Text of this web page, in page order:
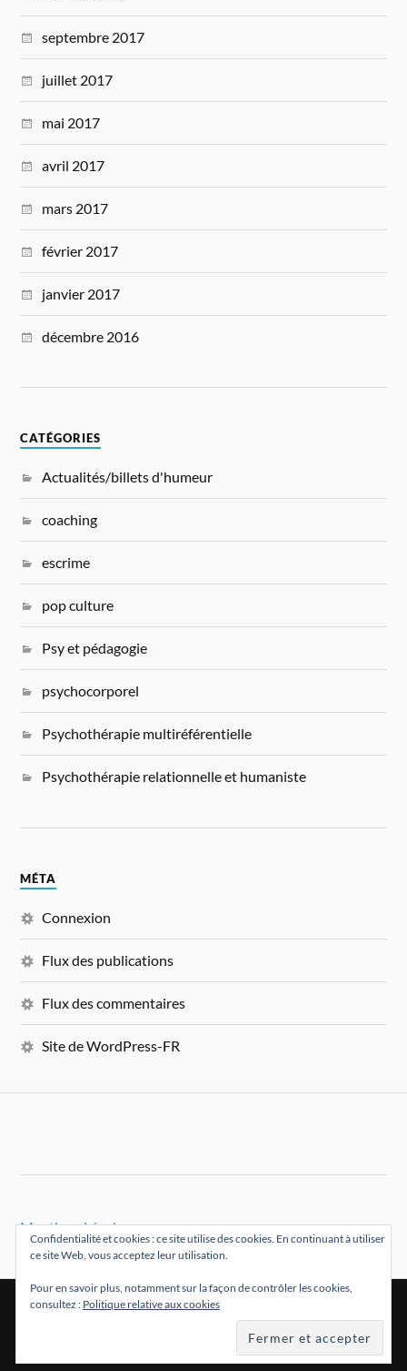
septembre 2017
juillet 2017
mai 2017
avril 2017
mars 2017
février 2017
janvier 2017
décembre 2016
CATÉGORIES
Actualités/billets d'humeur
coaching
escrime
pop culture
Psy et pédagogie
psychocorporel
Psychothérapie multiréférentielle
Psychothérapie relationnelle et humaniste
MÉTA
Connexion
Flux des publications
Flux des commentaires
Site de WordPress-FR
Mentions Légales
WORDPRESS & THÈME PAR
ANDERS NORÉN
Confidentialité et cookies : ce site utilise des cookies. En continuant à utiliser
ce site Web, vous acceptez leur utilisation.
Pour en savoir plus, notamment sur la façon de contrôler les cookies,
consultez : Politique relative aux cookies